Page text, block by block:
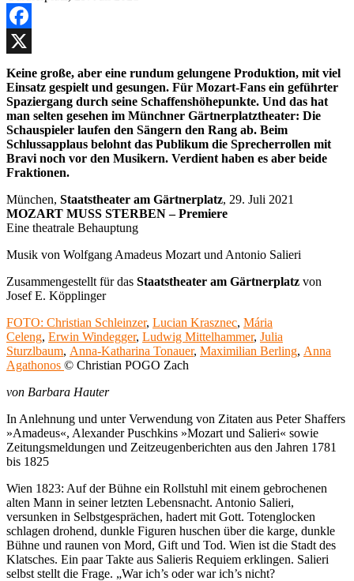
Facebook
X
Keine große, aber eine rundum gelungene Produktion, mit viel
Einsatz gespielt und gesungen. Für Mozart-Fans ein geführter
Spaziergang durch seine Schaffenshöhepunkte. Und das hat
man selten gesehen im Münchner Gärtnerplatztheater: Die
Schauspieler laufen den Sängern den Rang ab. Beim
Schlussapplaus belohnt das Publikum die Sprecherrollen mit
Bravi noch vor den Musikern. Verdient haben es aber beide
Fraktionen.
München, Staatstheater am Gärtnerplatz, 29. Juli 2021
MOZART MUSS STERBEN – Premiere
Eine theatrale Behauptung
Musik von Wolfgang Amadeus Mozart und Antonio Salieri
Zusammengestellt für das Staatstheater am Gärtnerplatz von
Josef E. Köpplinger
FOTO: Christian Schleinzer, Lucian Krasznec, Mária
Celeng, Erwin Windegger, Ludwig Mittelhammer, Julia
Sturzlbaum, Anna-Katharina Tonauer, Maximilian Berling, Anna
Agathonos © Christian POGO Zach
von Barbara Hauter
In Anlehnung und unter Verwendung von Zitaten aus Peter Shaffers
»Amadeus«, Alexander Puschkins »Mozart und Salieri« sowie
Zeitungsmeldungen und Zeitzeugenberichten aus den Jahren 1781
bis 1825
Wien 1823: Auf der Bühne ein Rollstuhl mit einem gebrochenen
alten Mann in seiner letzten Lebensnacht. Antonio Salieri,
versunken in Selbstgesprächen, hadert mit Gott. Totenglocken
schlagen drohend, dunkle Figuren huschen über die karge, dunkle
Bühne und raunen von Mord, Gift und Tod. Wien ist die Stadt des
Klatsches. Ein paar Takte aus Salieris Requiem erklingen. Salieri
selbst stellt die Frage. „War ich’s oder war ich’s nicht?